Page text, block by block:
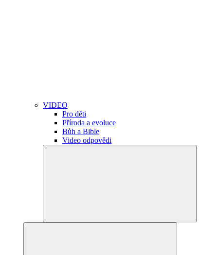
VIDEO
Pro děti
Příroda a evoluce
Bůh a Bible
Video odpovědi